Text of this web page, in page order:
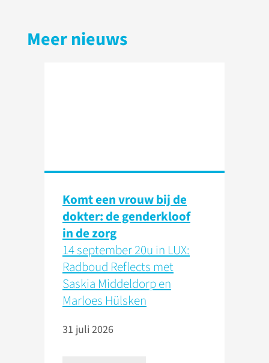
Meer nieuws
Komt een vrouw bij de
dokter: de genderkloof
in de zorg
14 september 20u in LUX:
Radboud Reflects met
Saskia Middeldorp en
Marloes Hülsken
31 juli 2026